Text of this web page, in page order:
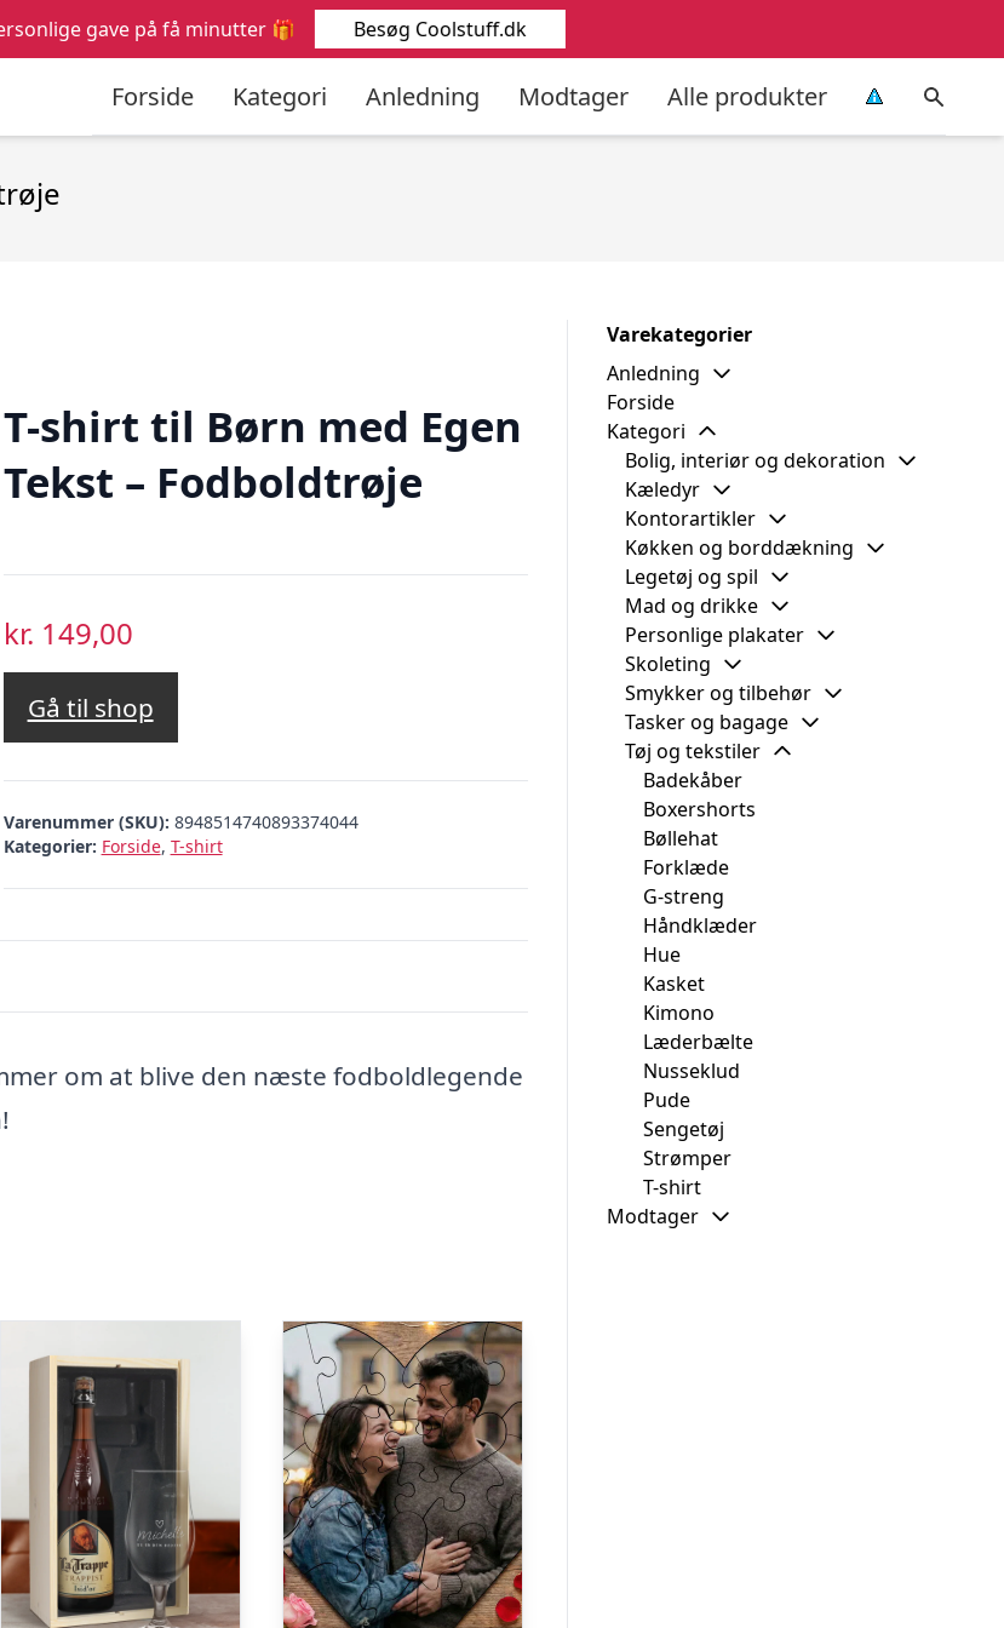
Forside Kategori Anledning Modtager Alle produkter
efter:
T-shirt til Børn med Egen
Tekst – Fodboldtrøje
kr. 149,00
Gå til shop
Varenummer (SKU): 8948514740893374044
Kategorier: Forside, T-shirt
om at blive den næste fodboldlegende
Varekategorier
Anledning
Forside
Kategori
Bolig, interiør og dekoration
Kæledyr
Kontorartikler
Køkken og borddækning
Legetøj og spil
Mad og drikke
Personlige plakater
Skoleting
Smykker og tilbehør
Tasker og bagage
Tøj og tekstiler
Badekåber
Boxershorts
Bøllehat
Forklæde
G-streng
Håndklæder
Hue
Kasket
Kimono
Læderbælte
Nusseklud
Pude
Sengetøj
Strømper
T-shirt
Modtager
gave på få minutter 🎁 Besøg Coolstuff.dk